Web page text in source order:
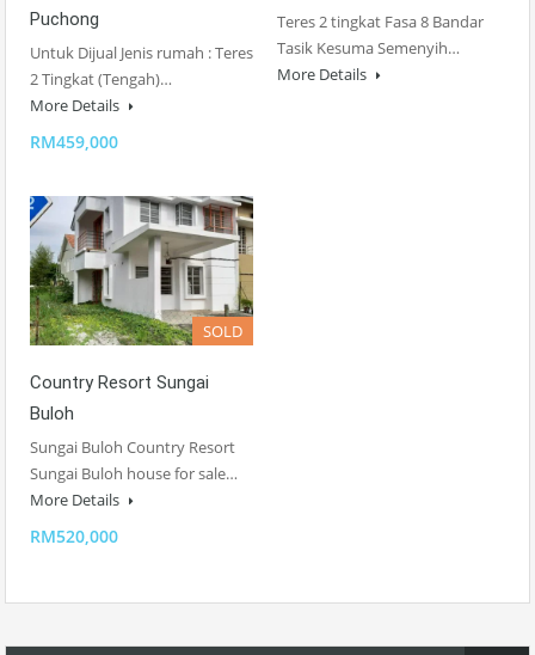
Puchong
Untuk Dijual Jenis rumah : Teres
2 Tingkat (Tengah)…
More Details
RM459,000
Teres 2 tingkat Fasa 8 Bandar
Tasik Kesuma Semenyih…
More Details
SOLD
Country Resort Sungai
Buloh
Sungai Buloh Country Resort
Sungai Buloh house for sale…
More Details
RM520,000